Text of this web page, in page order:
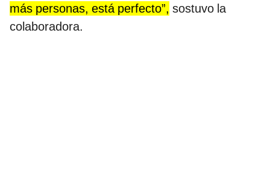
más personas, está perfecto”, sostuvo la
colaboradora.